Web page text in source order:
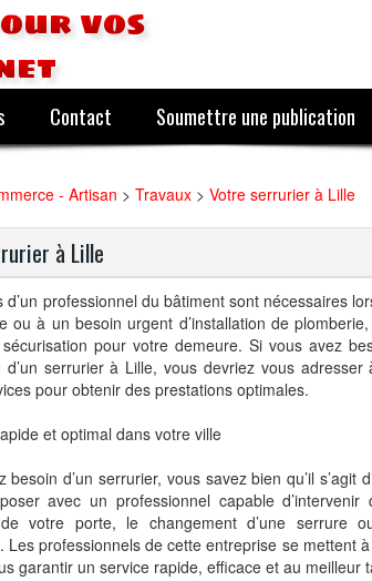
vos
Contact Soumettre une publication
- Artisan > Travaux > Votre serrurier à Lille
à Lille
d’un professionnel du bâtiment sont nécessaires
ou à un besoin urgent d’installation de
pour votre demeure. Si vous avez
serrurier à Lille, vous devriez vous adresser
pour obtenir des prestations optimales.
et optimal dans votre ville
besoin d’un serrurier, vous savez bien qu’il s’agit
avec un professionnel capable
de votre porte, le changement d’une serrure
Les professionnels de cette entreprise se mettent
garantir un service rapide, efficace et au meilleur